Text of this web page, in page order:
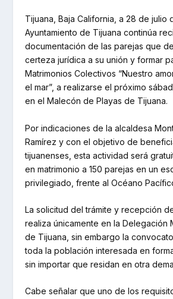
Tijuana, Baja California, a 28 de julio
Ayuntamiento de Tijuana continúa
documentación de las parejas que
certeza jurídica a su unión y formar
Matrimonios Colectivos “Nuestro
el mar”, a realizarse el próximo
en el Malecón de Playas de Tijuana.
Por indicaciones de la alcaldesa
Ramírez y con el objetivo de
tijuanenses, esta actividad será
en matrimonio a 150 parejas en un
privilegiado, frente al Océano
La solicitud del trámite y recepción
realiza únicamente en la Delegación
de Tijuana, sin embargo la
toda la población interesada en
sin importar que residan en otra
Cabe señalar que uno de los